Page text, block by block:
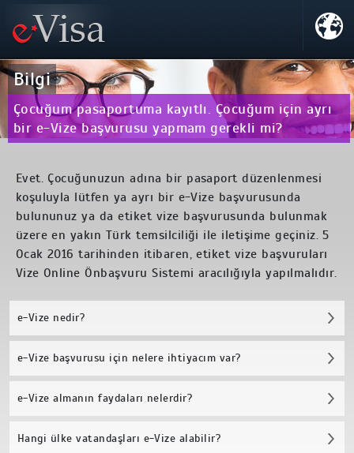
Bilgi
Çocuğum pasaportuma kayıtlı. Çocuğum için ayrı
bir e-Vize başvurusu yapmam gerekli mi?
Evet. Çocuğunuzun adına bir pasaport düzenlenmesi
koşuluyla lütfen ya ayrı bir e-Vize başvurusunda
bulununuz ya da etiket vize başvurusunda bulunmak
üzere en yakın Türk temsilciliği ile iletişime geçiniz. 5
Ocak 2016 tarihinden itibaren, etiket vize başvuruları
Vize Online Önbaşvuru Sistemi aracılığıyla yapılmalıdır.
e-Vize nedir?
e-Vize başvurusu için nelere ihtiyacım var?
e-Vize almanın faydaları nelerdir?
Hangi ülke vatandaşları e-Vize alabilir?